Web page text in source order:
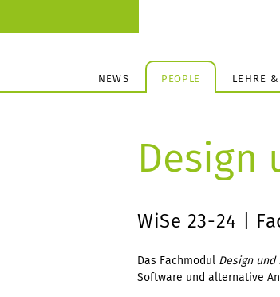
NEWS PEOPLE LEHRE
Design
WiSe 23-24 |
Das Fachmodul Design und
Software und alternative